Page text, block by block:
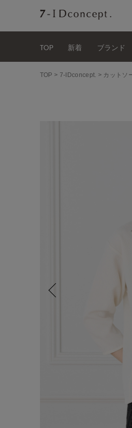
TOP 新着 ブランド
TOP 7-IDconcept. カットソ